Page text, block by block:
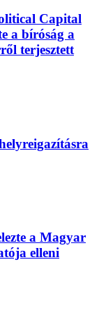
Capital
a bíróság a
terjesztett
a Magyar
elleni